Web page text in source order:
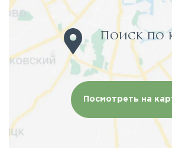
Поиск по
Посмотреть на